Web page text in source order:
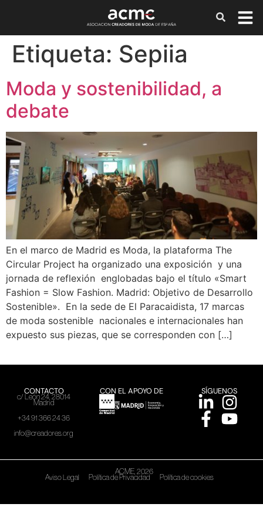
Etiqueta: Sepiia
Moda y sostenibilidad, a
debate
En el marco de Madrid es Moda, la plataforma The
Circular Project ha organizado una exposición y una
jornada de reflexión englobadas bajo el título «Smart
Fashion = Slow Fashion. Madrid: Objetivo de Desarrollo
Sostenible». En la sede de El Paracaidista, 17 marcas
de moda sostenible nacionales e internacionales han
expuesto sus piezas, que se corresponden con […]
CONTACTO
c/ León 24, 28014
Madrid
+34 91 366 24 36
info@creadores.org
CON EL APOYO DE SÍGUENOS
ACME, 2026
Aviso Legal Política de Privacidad Política de cookies